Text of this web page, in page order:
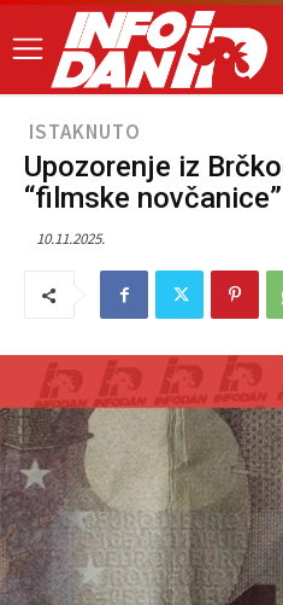
ISTAKNUTO
Upozorenje iz
“filmske
10.11.2025.